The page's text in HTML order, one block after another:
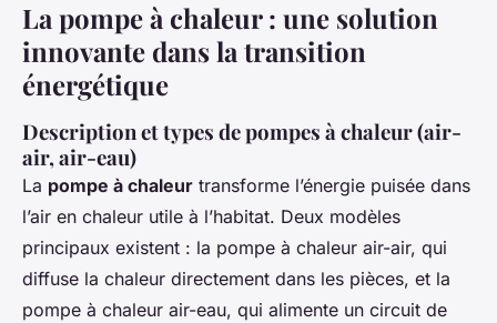
La pompe à chaleur : une solution
innovante dans la transition
énergétique
Description et types de pompes à chaleur (air-
air, air-eau)
La pompe à chaleur transforme l’énergie puisée dans
l’air en chaleur utile à l’habitat. Deux modèles
principaux existent : la pompe à chaleur air-air, qui
diffuse la chaleur directement dans les pièces, et la
pompe à chaleur air-eau, qui alimente un circuit de